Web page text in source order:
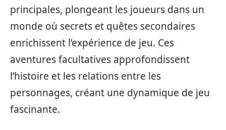
principales, plongeant les joueurs dans un
monde où secrets et quêtes secondaires
enrichissent l’expérience de jeu. Ces
aventures facultatives approfondissent
l’histoire et les relations entre les
personnages, créant une dynamique de jeu
fascinante.